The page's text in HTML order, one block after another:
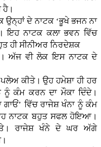
ਹੈ।
ਉਨ੍ਹਾਂ ਦੇ ਨਾਟਕ ‘ਭੂਖੇ ਭਜਨ ਨਾ
ਇਹ ਨਾਟਕ ਕਲਾ ਭਵਨ ਵਿੱਚ
ਹੀ ਸੀਨੀਅਰ ਨਿਰਦੇਸ਼ਕ
ਅੱਜ ਵੀ ਲੋਕ ਇਸ ਨਾਟਕ ਦੇ
ਕੀਤੇ। ਉਹ ਹਮੇਸ਼ਾ ਹੀ ਹਰ
ਨੂੰ ਕੰਮ ਕਰਨ ਦਾ ਮੌਕਾ ਦਿੰਦੇ।
ਵਿੱਚ ਰਾਜੇਸ਼ ਖੰਨਾ ਨੂੰ ਕੰਮ
ਨਾਟਕ ਬਹੁਤ ਸਫਲ ਹੋਇਆ।
ਰਾਜੇਸ਼ ਖੰਨੇ ਦੇ ਘਰ ਅੱਗੇ